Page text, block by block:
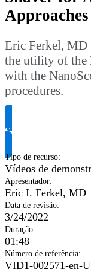
Approaches
Eric Ferkel, MD
the utility of the
with the
procedures.
Solicite informação
Tipo de recurso:
Vídeos de
Apresentador:
Eric I. Ferkel, MD
Data de revisão:
3/24/2022
Duração:
01:48
Número de referência:
VID1-002571-en-